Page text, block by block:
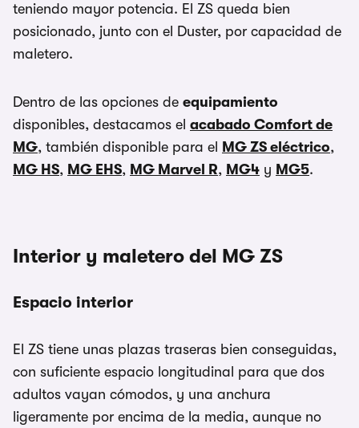
teniendo mayor potencia. El ZS queda bien
posicionado, junto con el Duster, por capacidad de
maletero.
Dentro de las opciones de equipamiento
disponibles, destacamos el acabado Comfort de
MG, también disponible para el MG ZS eléctrico,
MG HS, MG EHS, MG Marvel R, MG4 y MG5.
Interior y maletero del MG ZS
Espacio interior
El ZS tiene unas plazas traseras bien conseguidas,
con suficiente espacio longitudinal para que dos
adultos vayan cómodos, y una anchura
ligeramente por encima de la media, aunque no